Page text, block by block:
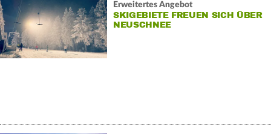
Erweitertes Angebot
SKIGEBIETE FREUEN SICH ÜBER
NEUSCHNEE